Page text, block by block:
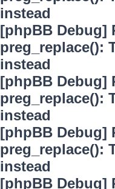
instead
[phpBB Debug]
preg_replace():
instead
[phpBB Debug]
preg_replace():
instead
[phpBB Debug]
preg_replace():
instead
[phpBB Debug]